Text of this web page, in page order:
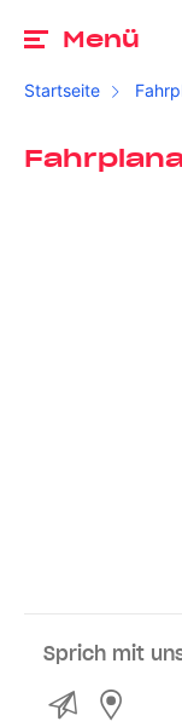
Menü
Startseite
Sprich mit
Kontakt